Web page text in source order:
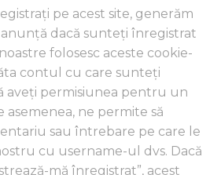
pe acest site, generăm
dacă sunteți înregistrat
folosesc aceste cookie-
contul cu care sunteți
aveți permisiunea pentru un
asemenea, ne permite să
sau întrebare pe care le
cu username-ul dvs. Dacă
mă înregistrat”, acest